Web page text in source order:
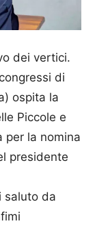
dei vertici.
di
ospita la
Piccole e
per la nomina
presidente
saluto da